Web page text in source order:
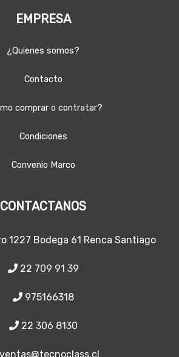
EMPRESA
¿Quienes somos?
Contacto
comprar o contratar?
Condiciones
Convenio Marco
CONTACTANOS
1227 Bodega 61 Renca Santiago
22 709 91 39
975166318
22 306 8130